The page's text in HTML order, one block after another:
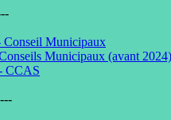
Conseil Municipaux
Municipaux (avant 2024)
CCAS